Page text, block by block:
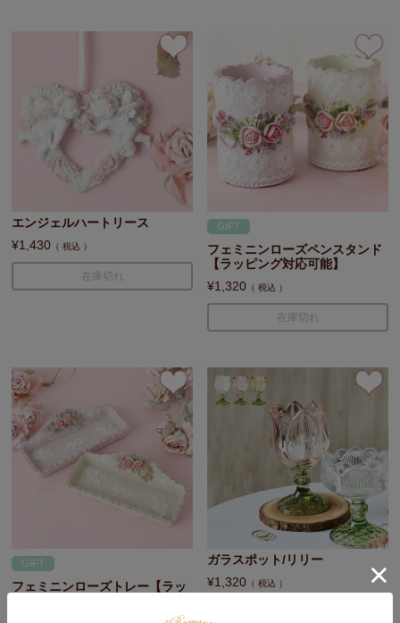
エンジェルハートリース
¥1,430 税込
在庫切れ
GIFT
フェミニンローズペンスタンド
【ラッピング対応可能】
¥1,320 税込
在庫切れ
GIFT
フェミニンローズトレー【ラッ
ガラスポット/リリー
¥1,320 税込